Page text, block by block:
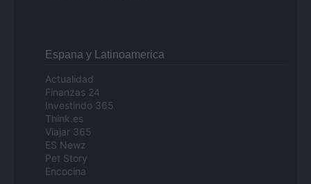
Espana y Latinoamerica
Actualidad
Finanzas 24
Investindo 365
Think.es
Viajar 365
ES Newz
Pet Story
Encocina